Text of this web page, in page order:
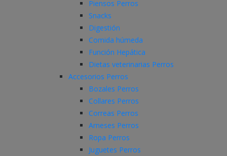
Piensos Perros
Snacks
Digestión
Comida húmeda
Función Hepática
Dietas veterinarias Perros
Accesorios Perros
Bozales Perros
Collares Perros
Correas Perros
Arneses Perros
Ropa Perros
Juguetes Perros